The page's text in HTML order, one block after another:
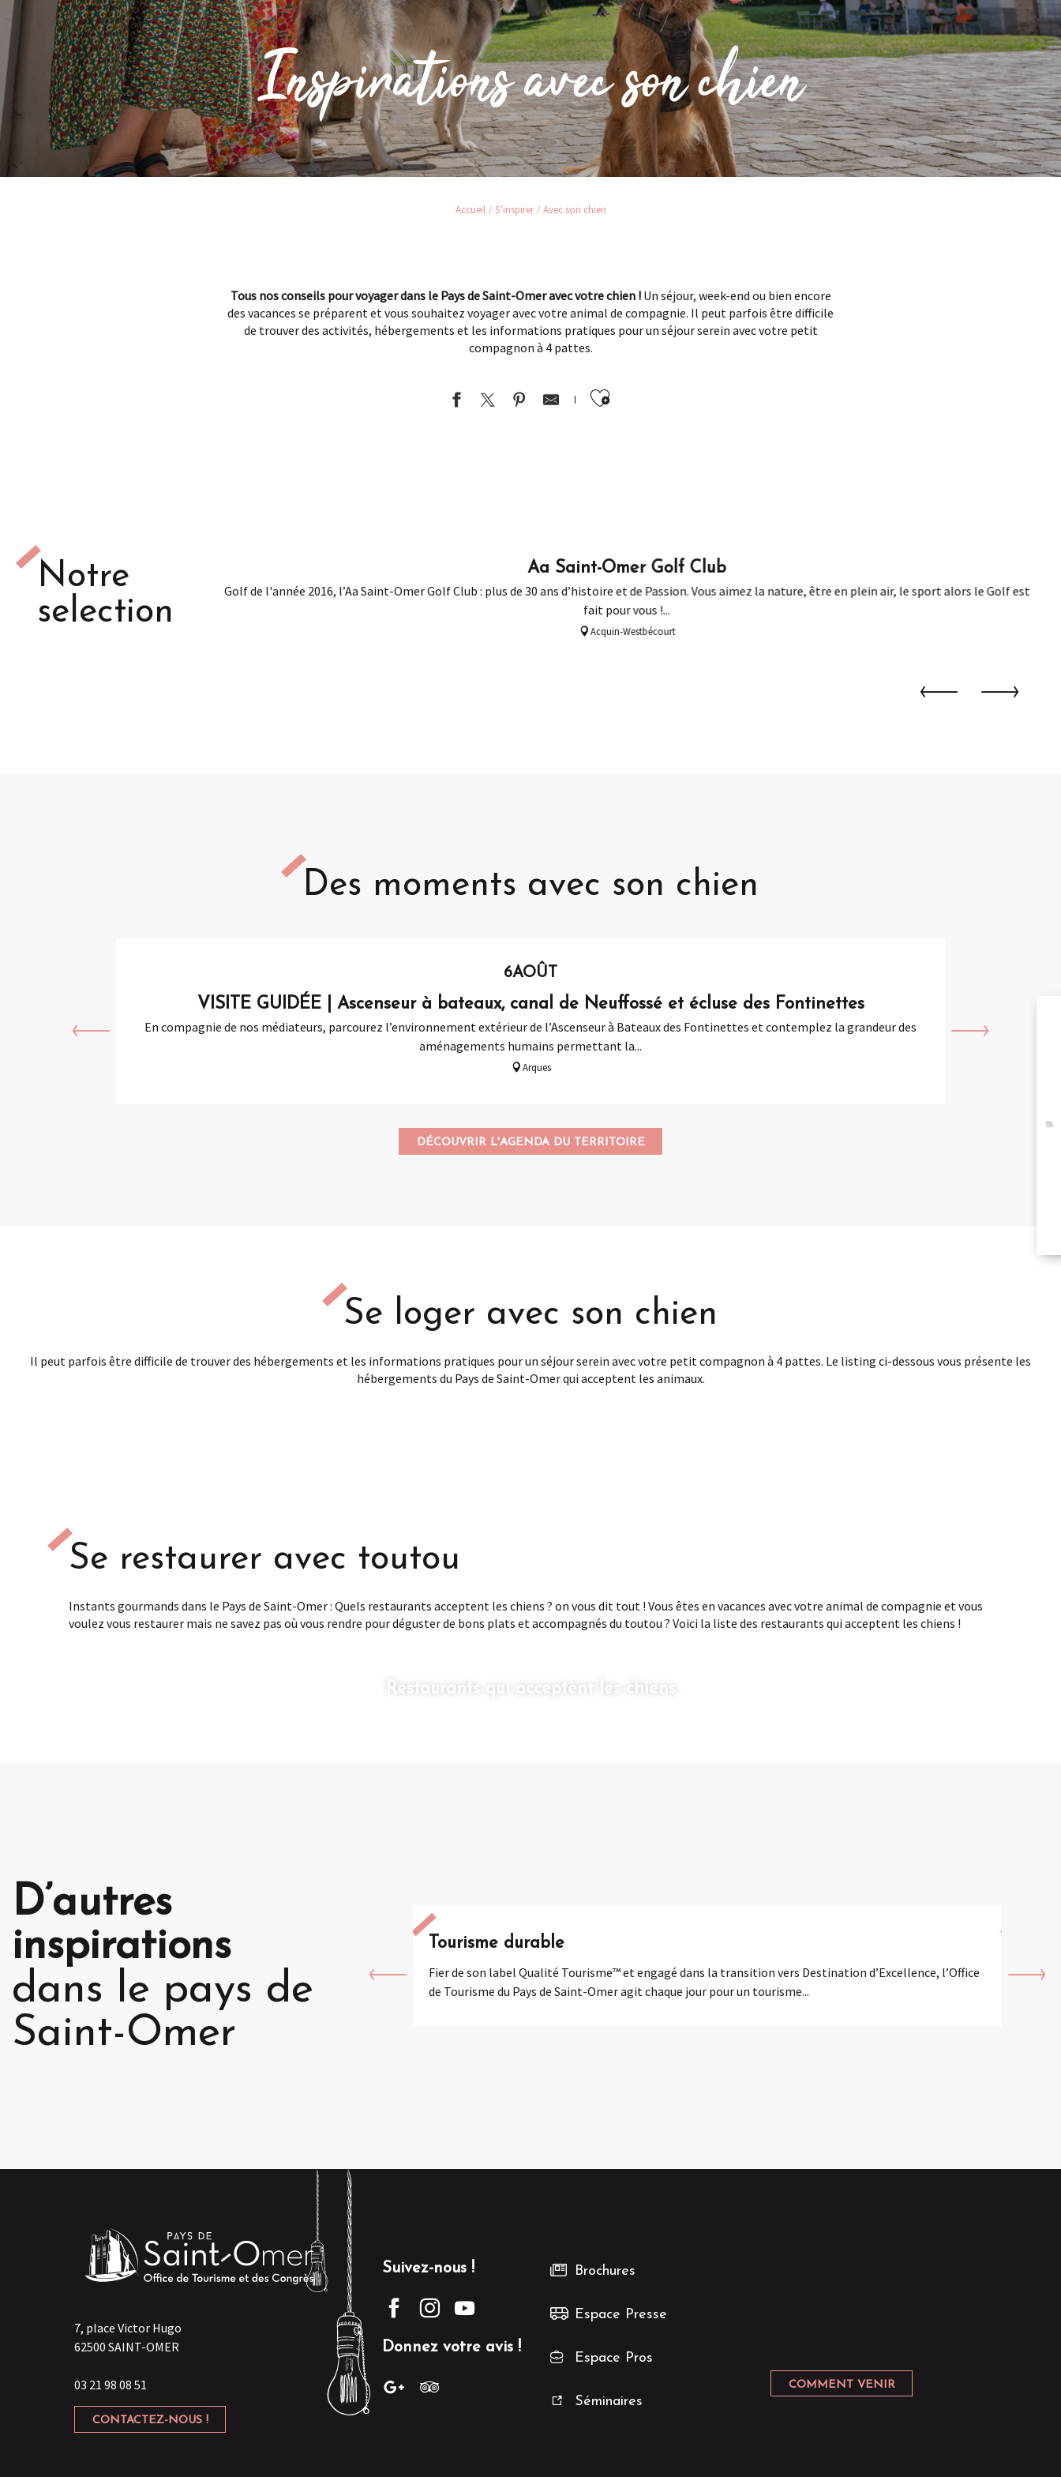
Inspirations avec son chien
Accueil S’inspirer Avec son chien
Tous nos conseils pour voyager dans le Pays de Saint-Omer avec votre chien !Un séjour, week-end ou bien encore
des vacances se préparent et vous souhaitez voyager avec votre animal de compagnie. Il peut parfois être difficile
de trouver des activités, hébergements et les informations pratiques pour un séjour serein avec votre petit
compagnon à 4 pattes.
Ajouter aux favoris
Notre
selection
Aa Saint-Omer Golf Club
Golf de l'année 2016, l’Aa Saint-Omer Golf Club : plus de 30 ans d’histoire et de Passion. Vous aimez la nature, être en plein air, le sport alors le Golf est
fait pour vous !...
Acquin-Westbécourt
Des moments avec son chien
6AOÛT
VISITE GUIDÉE | Ascenseur à bateaux, canal de Neuffossé et écluse des Fontinettes
En compagnie de nos médiateurs, parcourez l’environnement extérieur de l’Ascenseur à Bateaux des Fontinettes et contemplez la grandeur des
aménagements humains permettant la...
Arques
Votre guide vous
DÉCOUVRIR L'AGENDA DU TERRITOIRE
Se loger avec son chien
Il peut parfois être difficile de trouver des hébergements et les informations pratiques pour un séjour serein avec votre petit compagnon à 4 pattes. Le listing ci-dessous vous présente les
hébergements du Pays de Saint-Omer qui acceptent les animaux.
Se restaurer avec toutou
Instants gourmands dans le Pays de Saint-Omer : Quels restaurants acceptent les chiens ? on vous dit tout ! Vous êtes en vacances avec votre animal de compagnie et vous
voulez vous restaurer mais ne savez pas où vous rendre pour déguster de bons plats et accompagnés du toutou ? Voici la liste des restaurants qui acceptent les chiens !
Restaurants qui acceptent les chiens
D’autres
inspirations
dans le pays de
Saint-Omer
Tourisme durable
Fier de son label Qualité Tourisme™ et engagé dans la transition vers Destination d’Excellence, l’Office
de Tourisme du Pays de Saint-Omer agit chaque jour pour un tourisme...
7, place Victor Hugo
62500 SAINT-OMER
03 21 98 08 51
CONTACTEZ-NOUS !
Suivez-nous !
Donnez votre avis !
Brochures
Espace Presse
Espace Pros
Séminaires
COMMENT VENIR